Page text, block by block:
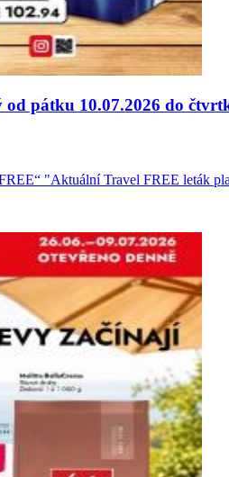
pátku 10.07.2026 do
"Aktuální Travel FREE leták